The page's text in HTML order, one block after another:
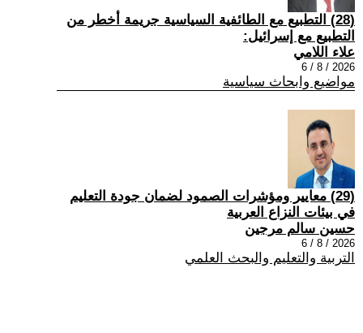
(28) التطبيع مع الطائفية السياسية جريمة أخطر من
التطبيع مع إسرائيل:
علاء اللامي
2026 / 8 / 6
مواضيع وابحاث سياسية
(29) معايير ومؤشرات الصمود لضمان جودة التعليم
في بيئات النزاع العربية
حسين سالم مرجين
2026 / 8 / 6
التربية والتعليم والبحث العلمي